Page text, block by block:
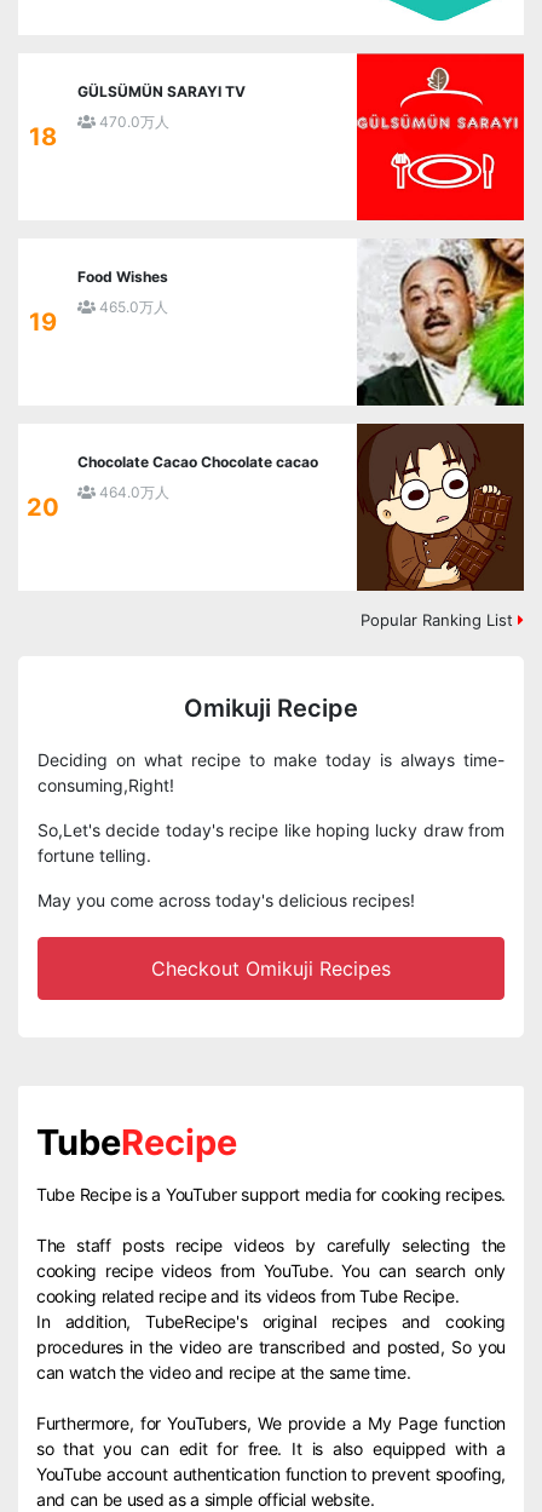
18
GÜLSÜMÜN SARAYI TV
470.0万人
19
Food Wishes
465.0万人
20
Chocolate Cacao Chocolate cacao
464.0万人
Popular Ranking List
Omikuji Recipe
Deciding on what recipe to make today is always time-
consuming,Right!
So,Let's decide today's recipe like hoping lucky draw from
fortune telling.
May you come across today's delicious recipes!
Checkout Omikuji Recipes
TubeRecipe
Tube Recipe is a YouTuber support media for cooking recipes.
The staff posts recipe videos by carefully selecting the
cooking recipe videos from YouTube. You can search only
cooking related recipe and its videos from Tube Recipe.
In addition, TubeRecipe's original recipes and cooking
procedures in the video are transcribed and posted, So you
can watch the video and recipe at the same time.
Furthermore, for YouTubers, We provide a My Page function
so that you can edit for free. It is also equipped with a
YouTube account authentication function to prevent spoofing,
and can be used as a simple official website.